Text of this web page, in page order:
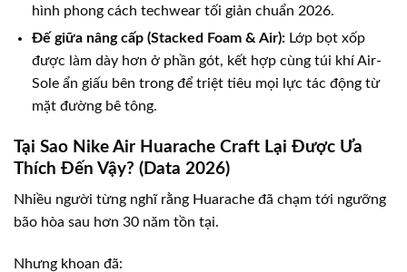
hình phong cách techwear tối giản chuẩn 2026.
Đế giữa nâng cấp (Stacked Foam & Air): Lớp bọt xốp
được làm dày hơn ở phần gót, kết hợp cùng túi khí Air-
Sole ẩn giấu bên trong để triệt tiêu mọi lực tác động từ
mặt đường bê tông.
Tại Sao Nike Air Huarache Craft Lại Được Ưa
Thích Đến Vậy? (Data 2026)
Nhiều người từng nghĩ rằng Huarache đã chạm tới ngưỡng
bão hòa sau hơn 30 năm tồn tại.
Nhưng khoan đã: